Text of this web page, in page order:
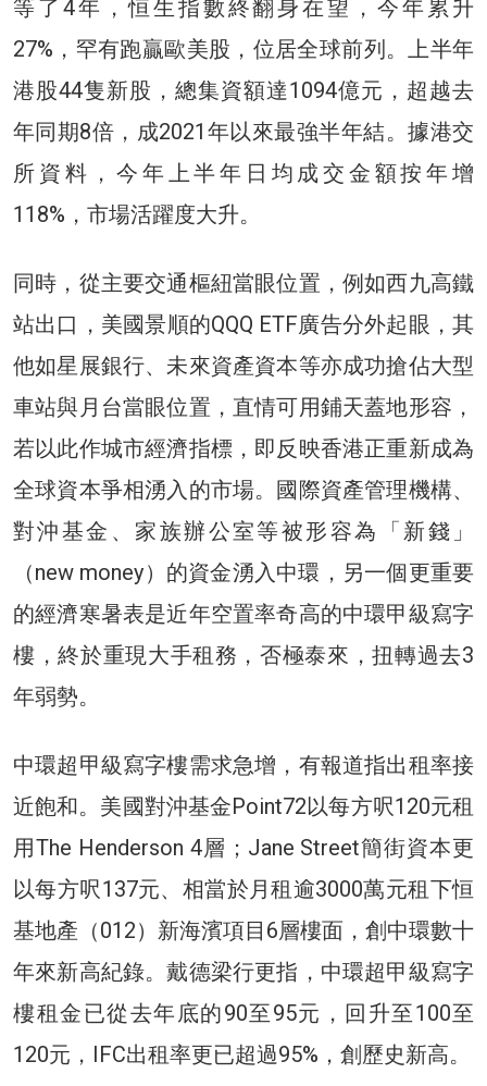
等了4年，恒生指數終翻身在望，今年累升
27%，罕有跑贏歐美股，位居全球前列。上半年
港股44隻新股，總集資額達1094億元，超越去
年同期8倍，成2021年以來最強半年結。據港交
所資料，今年上半年日均成交金額按年增
118%，市場活躍度大升。
同時，從主要交通樞紐當眼位置，例如西九高鐵
站出口，美國景順的QQQ ETF廣告分外起眼，其
他如星展銀行、未來資產資本等亦成功搶佔大型
車站與月台當眼位置，直情可用鋪天蓋地形容，
若以此作城市經濟指標，即反映香港正重新成為
全球資本爭相湧入的市場。國際資產管理機構、
對沖基金、家族辦公室等被形容為「新錢」
（new money）的資金湧入中環，另一個更重要
的經濟寒暑表是近年空置率奇高的中環甲級寫字
樓，終於重現大手租務，否極泰來，扭轉過去3
年弱勢。
中環超甲級寫字樓需求急增，有報道指出租率接
近飽和。美國對沖基金Point72以每方呎120元租
用The Henderson 4層；Jane Street簡街資本更
以每方呎137元、相當於月租逾3000萬元租下恒
基地產（012）新海濱項目6層樓面，創中環數十
年來新高紀錄。戴德梁行更指，中環超甲級寫字
樓租金已從去年底的90至95元，回升至100至
120元，IFC出租率更已超過95%，創歷史新高。